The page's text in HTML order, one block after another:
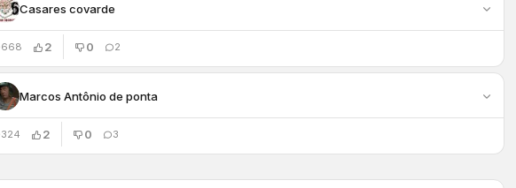
Casares covarde
668 2 0 2
Marcos Antônio de ponta
324 2 0 3